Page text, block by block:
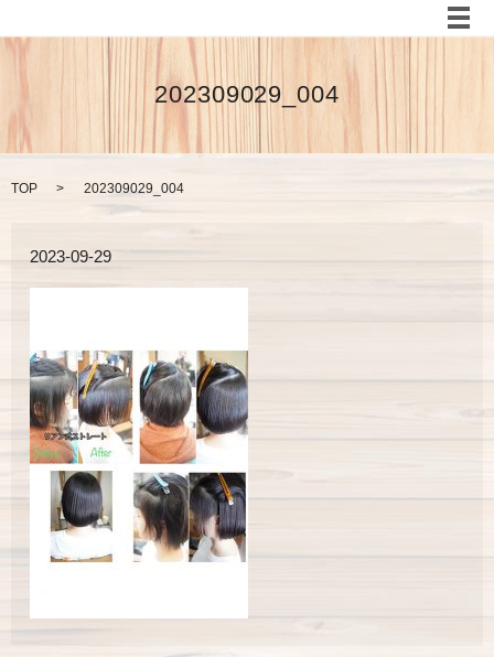
メ
202309029_004
TOP 202309029_004
2023-09-29